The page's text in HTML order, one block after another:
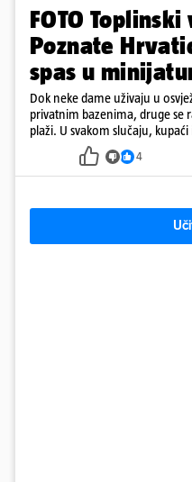
FOTO
Poznate
spas u
Dok neke dame uživaju u
privatnim bazenima, druge se
plaži. U svakom slučaju,
4